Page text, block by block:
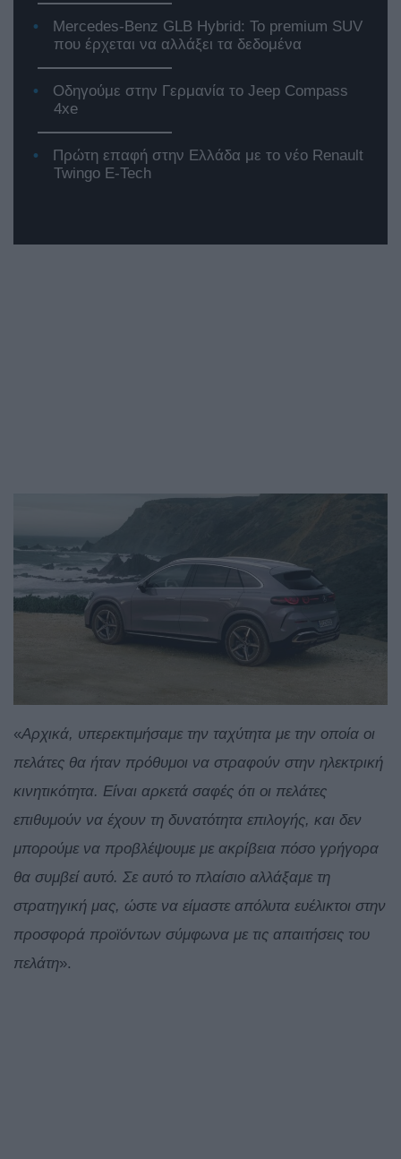
Mercedes-Benz GLB Hybrid: Το premium SUV
που έρχεται να αλλάξει τα δεδομένα
Οδηγούμε στην Γερμανία το Jeep Compass
4xe
Πρώτη επαφή στην Ελλάδα με το νέο Renault
Twingo E-Tech
«Αρχικά, υπερεκτιμήσαμε την ταχύτητα με την οποία οι
πελάτες θα ήταν πρόθυμοι να στραφούν στην ηλεκτρική
κινητικότητα. Είναι αρκετά σαφές ότι οι πελάτες
επιθυμούν να έχουν τη δυνατότητα επιλογής, και δεν
μπορούμε να προβλέψουμε με ακρίβεια πόσο γρήγορα
θα συμβεί αυτό. Σε αυτό το πλαίσιο αλλάξαμε τη
στρατηγική μας, ώστε να είμαστε απόλυτα ευέλικτοι στην
προσφορά προϊόντων σύμφωνα με τις απαιτήσεις του
πελάτη».